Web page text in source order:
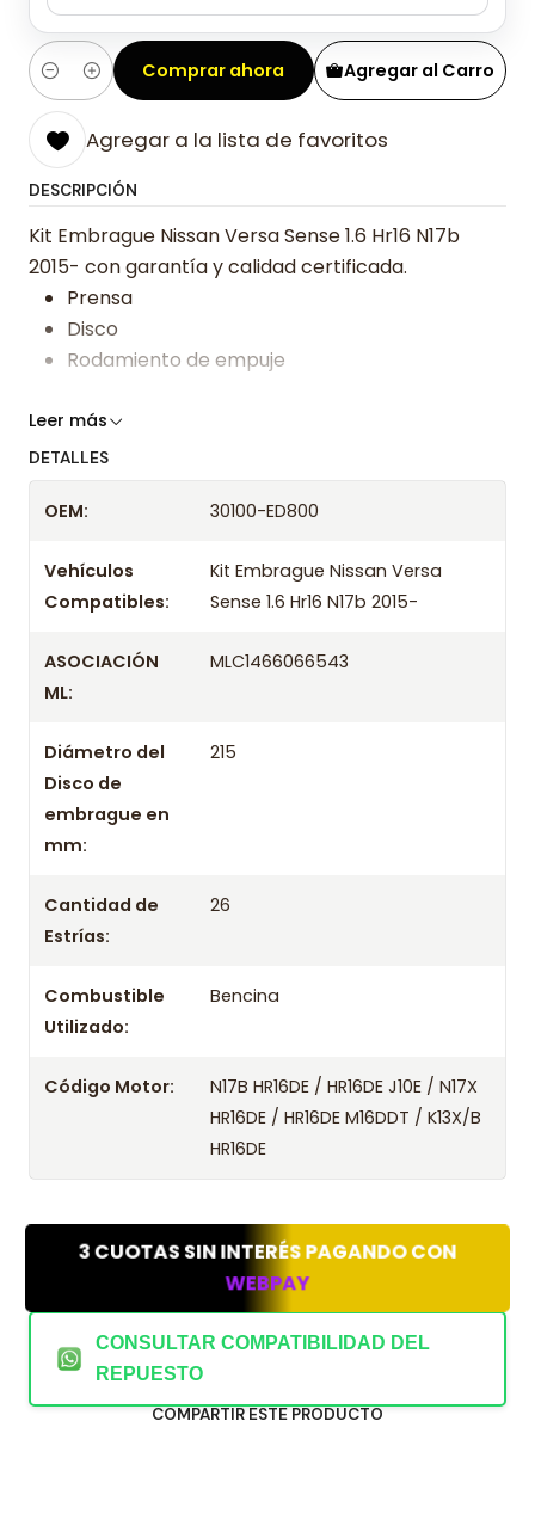
Cantidad
Agregar al Carro
Comprar ahora
Agregar a la lista de favoritos
DESCRIPCIÓN
Kit Embrague Nissan Versa Sense 1.6 Hr16 N17b
2015- con garantía y calidad certificada.
Prensa
Disco
Rodamiento de empuje
Somos especialistas en embragues desde 2019,
tienda previo correo de confirmación.
Leer más
DETALLES
OEM: 30100-ED800
Vehículos
Compatibles:
Kit Embrague Nissan Versa
Sense 1.6 Hr16 N17b 2015-
ASOCIACIÓN
ML:
MLC1466066543
Diámetro del
Disco de
embrague en
mm:
215
Cantidad de
Estrías:
26
Combustible
Utilizado:
Bencina
Código Motor:
N17B HR16DE / HR16DE J10E / N17X
HR16DE / HR16DE M16DDT / K13X/B
HR16DE
3 CUOTAS SIN INTERÉS PAGANDO CON
WEBPAY
CONSULTAR COMPATIBILIDAD DEL
REPUESTO
COMPARTIR ESTE PRODUCTO